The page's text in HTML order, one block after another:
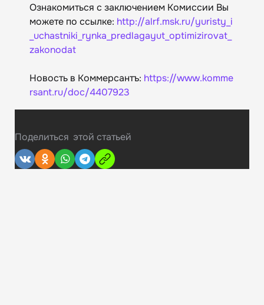
Ознакомиться с заключением Комиссии Вы
можете по ссылке: http://alrf.msk.ru/yuristy_i
_uchastniki_rynka_predlagayut_optimizirovat_
zakonodat
Новость в Коммерсантъ: https://www.komme
rsant.ru/doc/4407923
Поделиться этой статьей